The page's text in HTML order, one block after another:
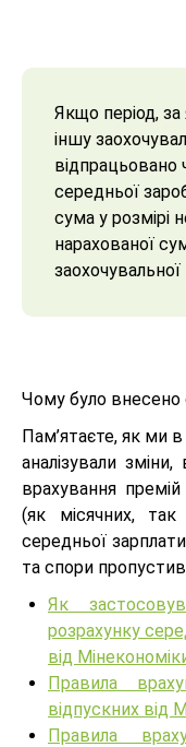
Якщо період,
іншу
відпрацьовано
середньої
сума у розмірі
нарахованої
Чому було внесено
Пам’ятаєте, як ми
аналізували
врахування
(як місячних, так
середньої
та спори
Як
розрахунку
від
Правила
відпускних від
Правила